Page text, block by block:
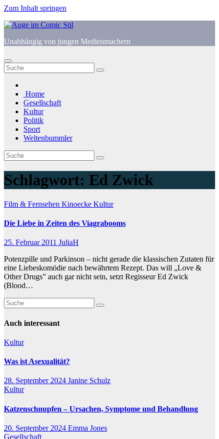
Zum Inhalt springen
Unabhängig von jungen Medienmachern
Home
Gesellschaft
Kultur
Politik
Sport
Weltenbummler
Schlagwort: Ed Zwick
Film & Fernsehen Kinoecke Kultur
Die Liebe in Zeiten des Viagrabooms
25. Februar 2011 JuliaH
Potenzpille und Parkinson – nicht gerade die klassischen Zutaten für
eine Liebeskomödie nach bewährtem Rezept. Das will „Love &
Other Drugs” auch gar nicht sein, setzt Regisseur Ed Zwick
(Blood…
Auch interessant
Kultur
Was ist Asexualität?
28. September 2024 Janine Schulz
Kultur
Katzenschnupfen – Ursachen, Symptome und Behandlung
20. September 2024 Emma Jones
Gesellschaft